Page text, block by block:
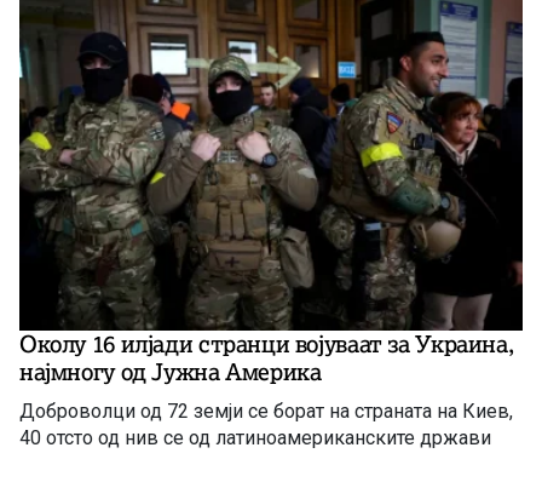
Околу 16 илјади странци војуваат за Украина,
најмногу од Јужна Америка
Доброволци од 72 земји се борат на страната на Киев,
40 отсто од нив се од латиноамериканските држави